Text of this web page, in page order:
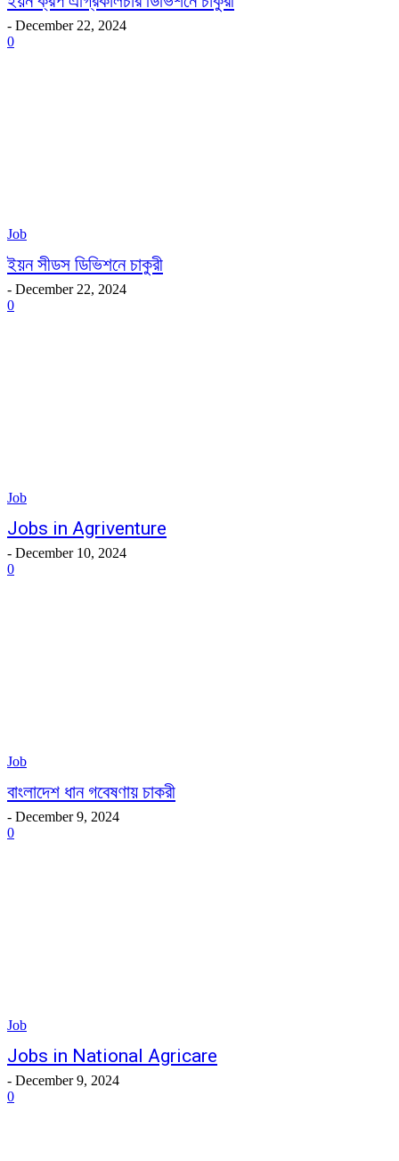
- December 22, 2024
0
Job
ইয়ন সীডস ডিভিশনে চাকুরী
- December 22, 2024
0
Job
Jobs in Agriventure
- December 10, 2024
0
Job
বাংলাদেশ ধান গবেষণায় চাকরী
- December 9, 2024
0
Job
Jobs in National Agricare
- December 9, 2024
0